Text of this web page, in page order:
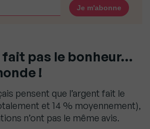
fait pas le bonheur…
!
pensent que l’argent fait le
et 14 % moyennement),
n’ont pas le même avis.